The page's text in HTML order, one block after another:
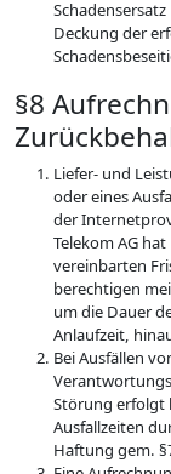
Deckung der
§8
Liefer- und
oder eines
der
Telekom AG
vereinbarten
berechtigen
um die Dauer
Anlaufzeit,
Bei Ausfällen
Störung erfolgt
Ausfallzeiten
Haftung gem.